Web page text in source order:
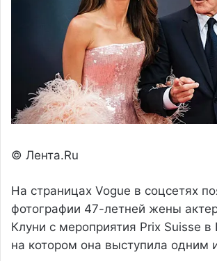
© Лента.Ru
На страницах Vogue в соцсетях
фотографии 47-летней жены
Клуни с мероприятия Prix Suisse
на котором она выступила одним